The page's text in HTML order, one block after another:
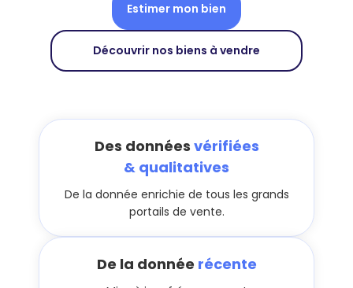
Estimer mon bien
Découvrir nos biens à vendre
Des données vérifiées
& qualitatives
De la donnée enrichie de tous les grands
portails de vente.
De la donnée récente